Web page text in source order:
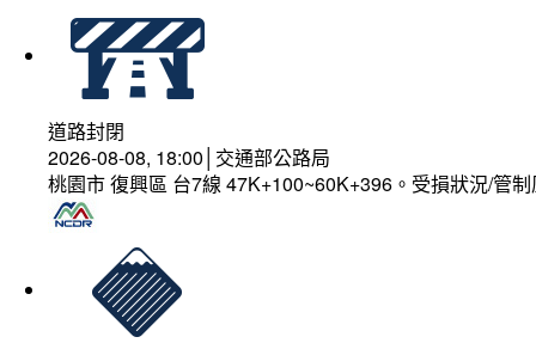
道路封閉
2026-08-08, 18:00│交通部公路局
桃園市 復興區 台7線 47K+100~60K+396。受損狀況/管